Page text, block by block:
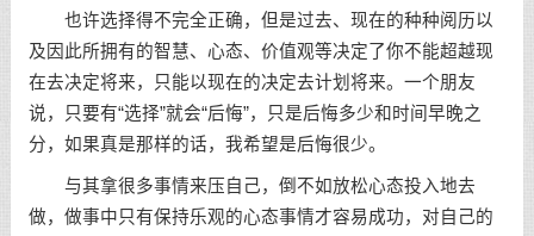
也许选择得不完全正确，但是过去、现在的种种阅历以
及因此所拥有的智慧、心态、价值观等决定了你不能超越现
在去决定将来，只能以现在的决定去计划将来。一个朋友
说，只要有“选择”就会“后悔”，只是后悔多少和时间早晚之
分，如果真是那样的话，我希望是后悔很少。
与其拿很多事情来压自己，倒不如放松心态投入地去
做，做事中只有保持乐观的心态事情才容易成功，对自己的